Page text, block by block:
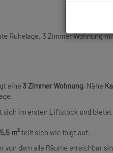
eine 3 Zimmer Wohnung, Nähe
sich im ersten Liftstock und
m²teilt sich wie folgt auf:
von dem alle Räume erreichbar